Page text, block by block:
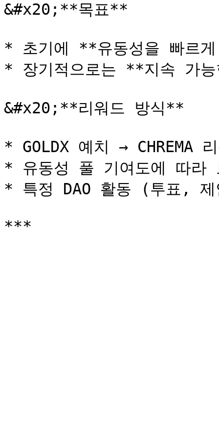
&#x20;**목표**
* 초기에 **유동성을 빠르
* 장기적으로는 **지속 가
&#x20;**리워드 방식**
* GOLDX 예치 → CHREMA
* 유동성 풀 기여도에 따라
* 특정 DAO 활동 (투표, 제